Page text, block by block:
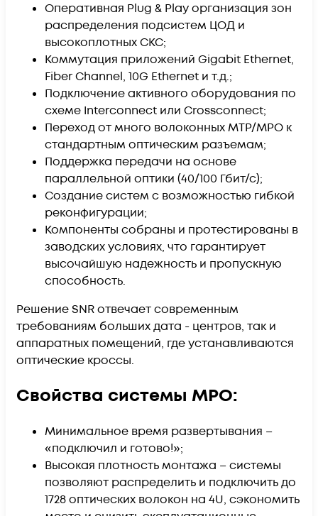
Оперативная Plug & Play организация зон
распределения подсистем ЦОД и
высокоплотных СКС;
Коммутация приложений Gigabit Ethernet,
Fiber Channel, 10G Ethernet и т.д.;
Подключение активного оборудования по
схеме Interconnect или Crossconnect;
Переход от много волоконных MTP/MPO к
стандартным оптическим разъемам;
Поддержка передачи на основе
параллельной оптики (40/100 Гбит/с);
Создание систем с возможностью гибкой
реконфигурации;
Компоненты собраны и протестированы в
заводских условиях, что гарантирует
высочайшую надежность и пропускную
способность.
Решение SNR отвечает современным
требованиям больших дата - центров, так и
аппаратных помещений, где устанавливаются
оптические кроссы.
Свойства системы MPO:
​Минимальное время развертывания –
«подключил и готово!»;
Высокая плотность монтажа – системы
позволяют распределить и подключить до
1728 оптических волокон на 4U, сэкономить